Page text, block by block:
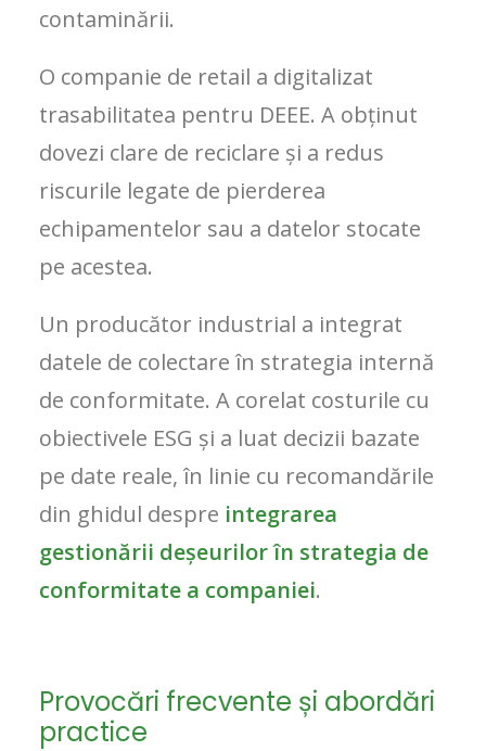
contaminării.
O companie de retail a digitalizat
trasabilitatea pentru DEEE. A obținut
dovezi clare de reciclare și a redus
riscurile legate de pierderea
echipamentelor sau a datelor stocate
pe acestea.
Un producător industrial a integrat
datele de colectare în strategia internă
de conformitate. A corelat costurile cu
obiectivele ESG și a luat decizii bazate
pe date reale, în linie cu recomandările
din ghidul despre integrarea
gestionării deșeurilor în strategia de
conformitate a companiei.
Provocări frecvente și abordări
practice